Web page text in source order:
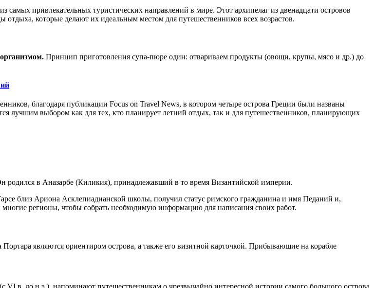
самых привлекательных туристических направлений в мире. Этот архипелаг из двенадцати островов
которые делают их идеальным местом для путешественников всех возрастов.
Принцип приготовления супа-пюре один: отвариваем продукты (овощи, крупы, мясо и др.) до
благодаря публикации Focus on Travel News, в котором четыре острова Греции были названы
лучшим выбором как для тех, кто планирует летний отдых, так и для путешественников, планирующих
в Аназарбе (Киликия), принадлежавший в то время Византийской империи.
близ Ариона Асклепиадианской школы, получил статус римского гражданина и имя Педаний и,
регионы, чтобы собрать необходимую информацию для написания своих работ.
являются ориентиром острова, а также его визитной карточкой. Прибывающие на корабле
в. до н.э.), напоминают путешественникам о чрезвычайно интересной истории самого большого острова